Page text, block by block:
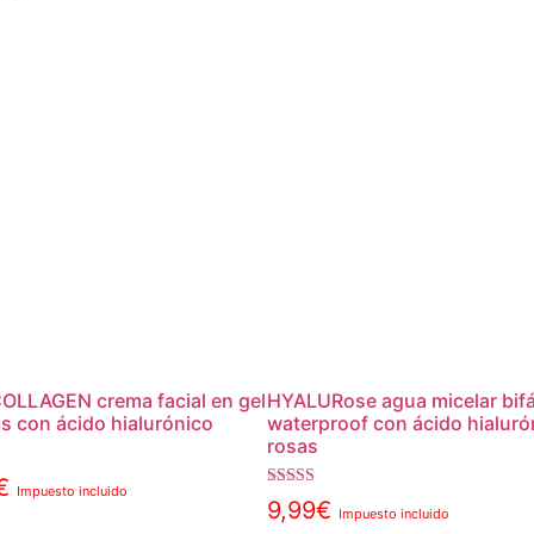
crema facial en gel
con ácido hialurónico
Impuesto incluido
HYALURose agua micelar
waterproof con ácido
rosas
Valorado con
5.00
9,99€ Impuesto incluido